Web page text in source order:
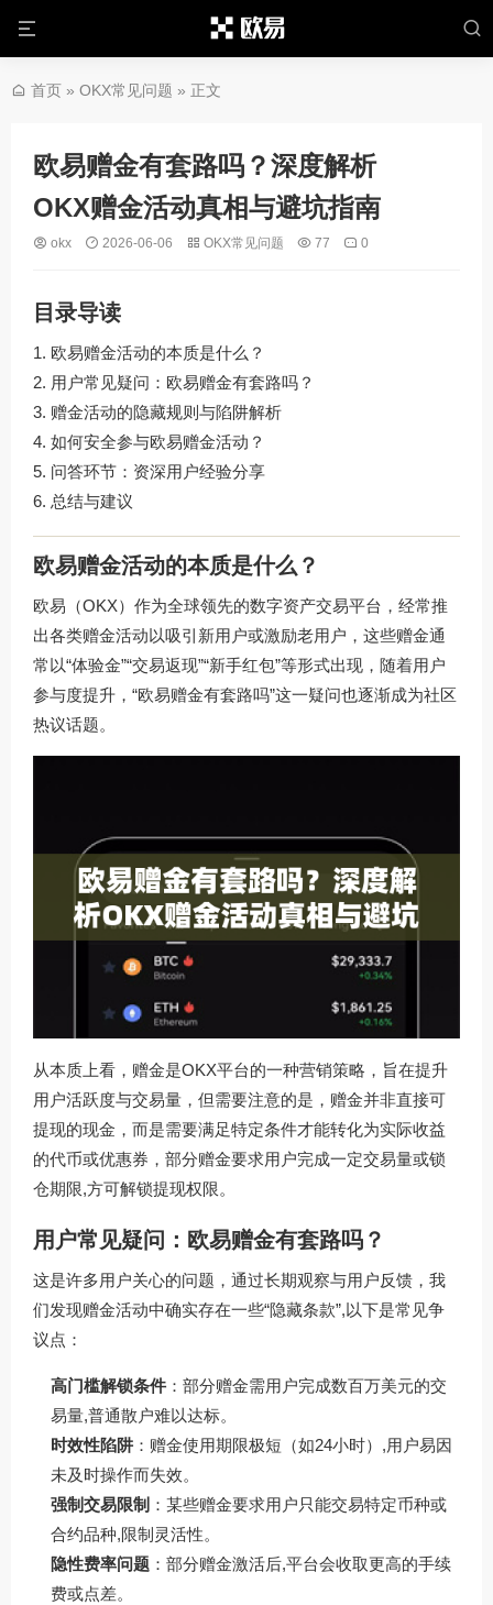
首页 » OKX常见问题 » 正文
欧易赠金有套路吗？深度解析
OKX赠金活动真相与避坑指南
okx 2026-06-06 OKX常见问题 77 0
目录导读
欧易赠金活动的本质是什么？
用户常见疑问：欧易赠金有套路吗？
赠金活动的隐藏规则与陷阱解析
如何安全参与欧易赠金活动？
问答环节：资深用户经验分享
总结与建议
欧易赠金活动的本质是什么？
欧易（OKX）作为全球领先的数字资产交易平台，经常推
出各类赠金活动以吸引新用户或激励老用户，这些赠金通
常以“体验金”“交易返现”“新手红包”等形式出现，随着用户
参与度提升，“欧易赠金有套路吗”这一疑问也逐渐成为社区
热议话题。
从本质上看，赠金是OKX平台的一种营销策略，旨在提升
用户活跃度与交易量，但需要注意的是，赠金并非直接可
提现的现金，而是需要满足特定条件才能转化为实际收益
的代币或优惠券，部分赠金要求用户完成一定交易量或锁
仓期限,方可解锁提现权限。
用户常见疑问：欧易赠金有套路吗？
这是许多用户关心的问题，通过长期观察与用户反馈，我
们发现赠金活动中确实存在一些“隐藏条款”,以下是常见争
议点：
高门槛解锁条件 ：部分赠金需用户完成数百万美元的交
易量,普通散户难以达标。
时效性陷阱 ：赠金使用期限极短（如24小时）,用户易因
未及时操作而失效。
强制交易限制 ：某些赠金要求用户只能交易特定币种或
合约品种,限制灵活性。
隐性费率问题 ：部分赠金激活后,平台会收取更高的手续
费或点差。